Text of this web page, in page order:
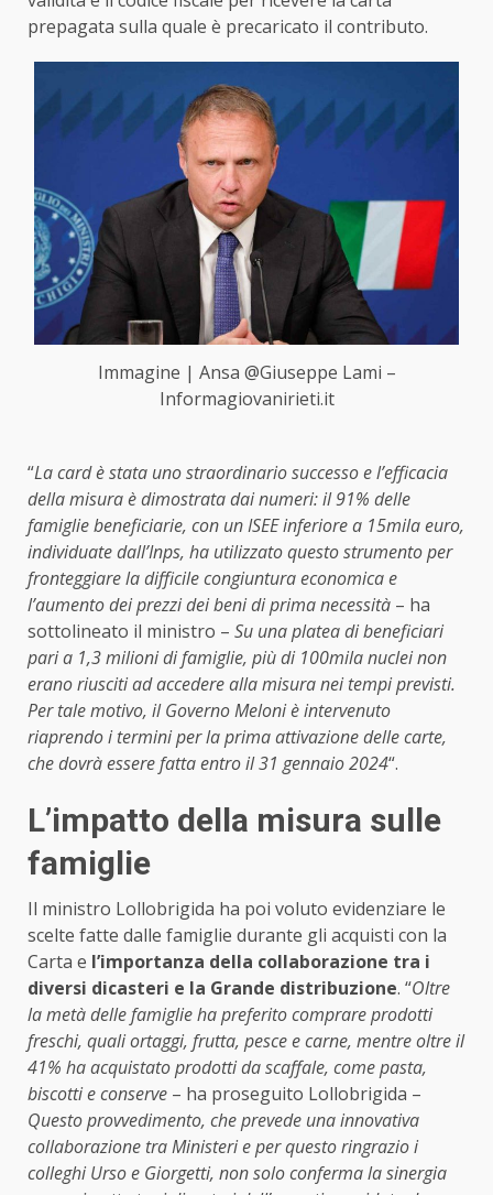
prepagata sulla quale è precaricato il contributo.
Immagine | Ansa @Giuseppe Lami –
Informagiovanirieti.it
“La card è stata uno straordinario successo e l’efficacia
della misura è dimostrata dai numeri: il 91% delle
famiglie beneficiarie, con un ISEE inferiore a 15mila euro,
individuate dall’Inps, ha utilizzato questo strumento per
fronteggiare la difficile congiuntura economica e
l’aumento dei prezzi dei beni di prima necessità – ha
sottolineato il ministro – Su una platea di beneficiari
pari a 1,3 milioni di famiglie, più di 100mila nuclei non
erano riusciti ad accedere alla misura nei tempi previsti.
Per tale motivo, il Governo Meloni è intervenuto
riaprendo i termini per la prima attivazione delle carte,
che dovrà essere fatta entro il 31 gennaio 2024“.
L’impatto della misura sulle
famiglie
Il ministro Lollobrigida ha poi voluto evidenziare le
scelte fatte dalle famiglie durante gli acquisti con la
Carta e l’importanza della collaborazione tra i
diversi dicasteri e la Grande distribuzione. “Oltre
la metà delle famiglie ha preferito comprare prodotti
freschi, quali ortaggi, frutta, pesce e carne, mentre oltre il
41% ha acquistato prodotti da scaffale, come pasta,
biscotti e conserve – ha proseguito Lollobrigida –
Questo provvedimento, che prevede una innovativa
collaborazione tra Ministeri e per questo ringrazio i
colleghi Urso e Giorgetti, non solo conferma la sinergia